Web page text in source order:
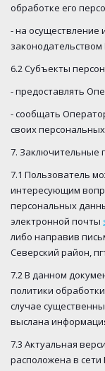
обработке его
- на осуществление
6.2 Субъекты
- предоставлять
- сообщать
своих
7. Заключительные
7.1 Пользователь
интересующим
персональных
электронной почты
либо направив
Северский район,
7.2 В данном
политики
случае
выслана
7.3 Актуальная
расположена в